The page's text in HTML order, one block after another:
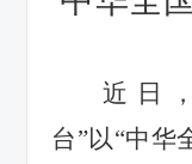
近日
台”以“中华